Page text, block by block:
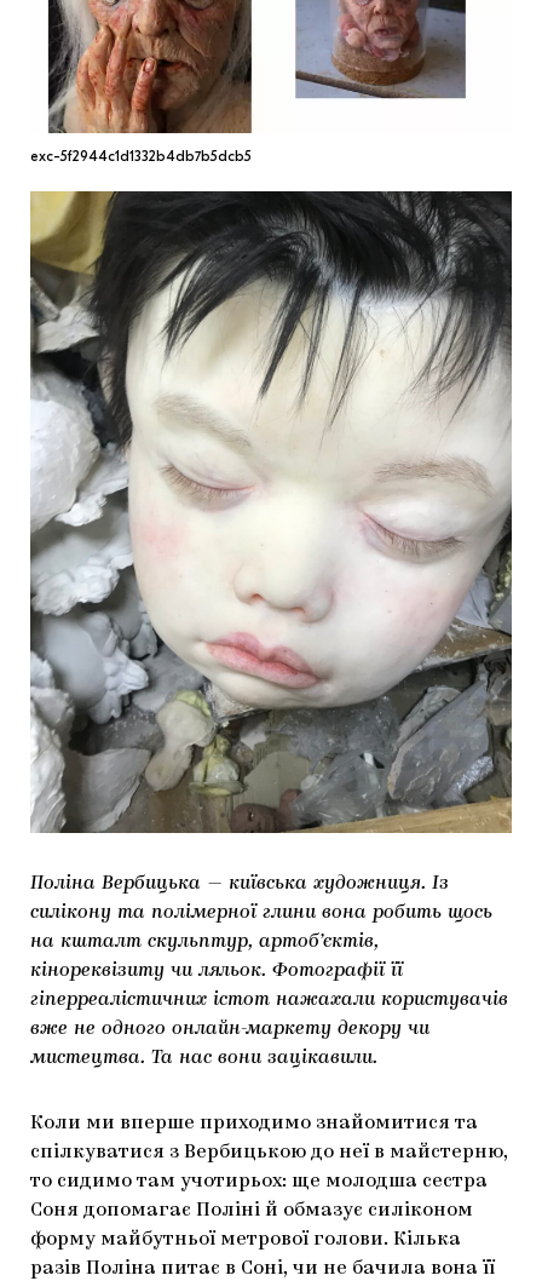
МАРІУПОЛЬСЬКІ МАРГІНАЛІЇ
ДОСЛІДНИЦЬКА ПЛАТФОРМА
ЗАПАЛЕННЯ
CARPATHIAN CULT ПРО РІЗДВЯНІ СВЯТА
exc-5f2944c1d1332b4db7b5dcb5
Поліна Вербицька — київська художниця. Із
силікону та полімерної глини вона робить щось
на кшталт скульптур, артоб’єктів,
кінореквізиту чи ляльок. Фотографії її
гіперреалістичних істот нажахали користувачів
вже не одного онлайн-маркету декору чи
мистецтва. Та нас вони зацікавили.
Коли ми вперше приходимо знайомитися та
спілкуватися з Вербицькою до неї в майстерню,
то сидимо там учотирьох: ще молодша сестра
Соня допомагає Поліні й обмазує силіконом
форму майбутньої метрової голови. Кілька
разів Поліна питає в Соні, чи не бачила вона її